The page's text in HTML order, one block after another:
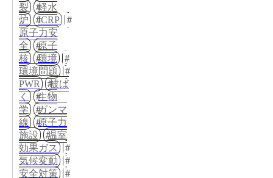
裂
軽水
炉
ICRP
原子力安
全
原子
核
環境
環境問題
PWR
被ば
く
生物
学
ガンマ
線
原子力
施設
温室
効果ガス
気候変動
安全対策